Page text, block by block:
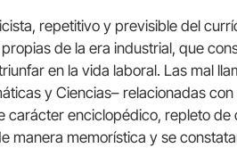
repetitivo y previsible del
de la era industrial, que
en la vida laboral. Las mal
y Ciencias– relacionadas
carácter enciclopédico, repleto de
manera memorística y se